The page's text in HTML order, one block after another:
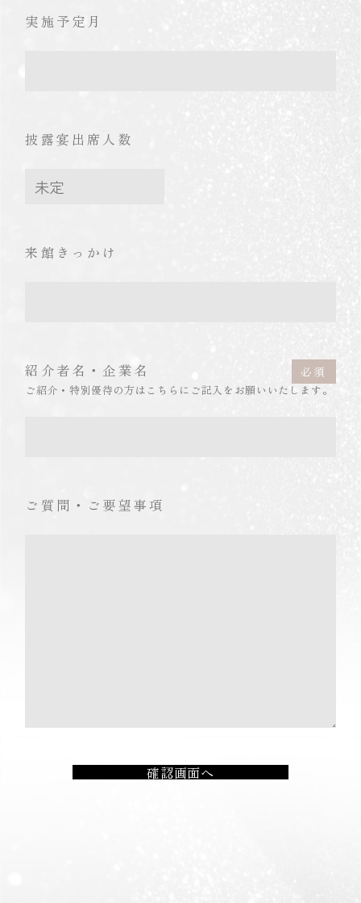
実施予定月
披露宴出席人数
来館きっかけ
紹介者名・企業名
ご紹介・特別優待の方はこちらにご記入をお願いいたします。
ご質問・ご要望事項